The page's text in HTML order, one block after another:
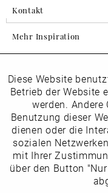
Kontakt
Mehr Inspiration
Folgen
Newsletter
Funktionale
Marketing
Tracking
Diese Website
Betrieb der Website
werden.
Benutzung dieser
dienen oder die
sozialen
mit Ihrer
über den Button